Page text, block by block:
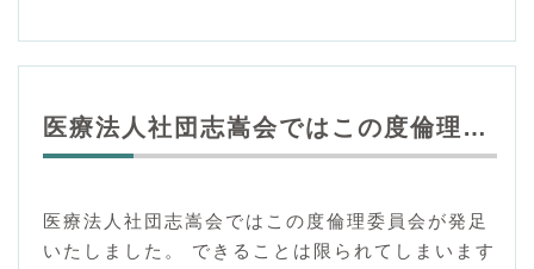
医療法人社団志嵩会ではこの度倫理…
医療法人社団志嵩会ではこの度倫理委員会が発足
いたしました。 できることは限られてしまいます